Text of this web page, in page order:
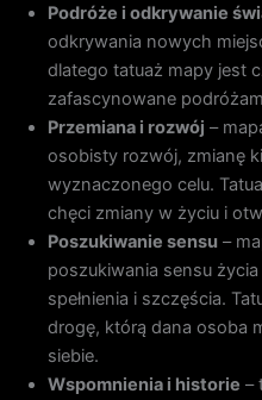
Podróże i odkrywanie
odkrywania nowych
dlatego tatuaż mapy jest
zafascynowane
Przemiana i rozwój –
osobisty rozwój, zmianę
wyznaczonego celu.
chęci zmiany w życiu i
Poszukiwanie sensu –
poszukiwania sensu
spełnienia i szczęścia.
drogę, którą dana osoba
siebie.
Wspomnienia i historie –